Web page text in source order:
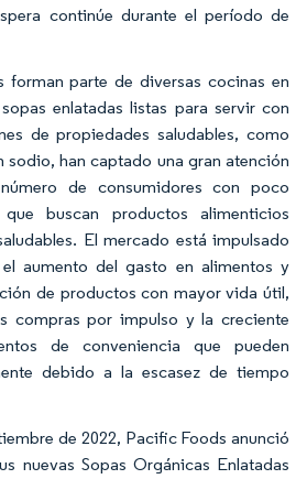
continúe durante el período de
forman parte de diversas cocinas en
enlatadas listas para servir con
de propiedades saludables, como
sodio, han captado una gran atención
de consumidores con poco
buscan productos alimenticios
El mercado está impulsado
aumento del gasto en alimentos y
de productos con mayor vida útil,
compras por impulso y la creciente
de conveniencia que pueden
debido a la escasez de tiempo
de 2022, Pacific Foods anunció
nuevas Sopas Orgánicas Enlatadas